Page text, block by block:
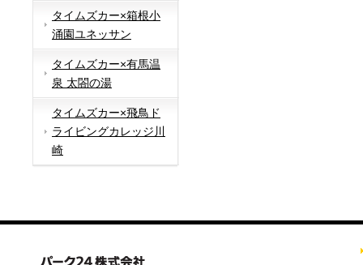
タイムズカー×箱根小
涌園ユネッサン
タイムズカー×有馬温
泉 太閤の湯
タイムズカー×飛鳥ド
ライビングカレッジ川
崎